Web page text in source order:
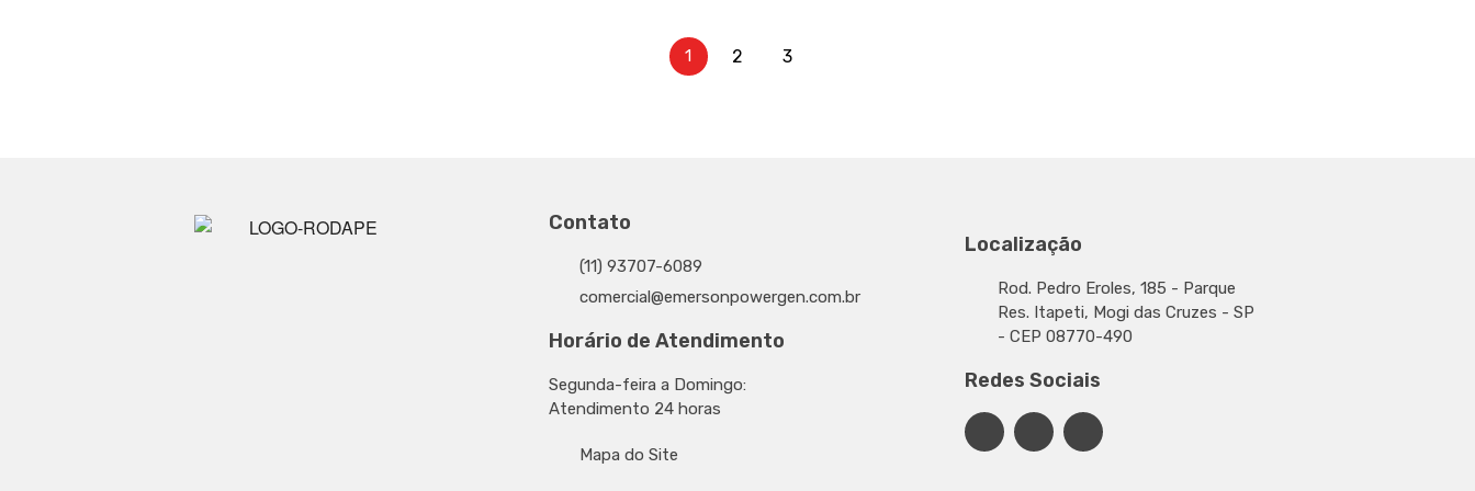
1 2 3
Contato
(11) 93707-6089
comercial@emersonpowergen.com.br
Horário de Atendimento
Segunda-feira a Domingo:
Atendimento 24 horas
Mapa do Site
Localização
Rod. Pedro Eroles, 185 - Parque
Res. Itapeti, Mogi das Cruzes - SP
- CEP 08770-490
Redes Sociais